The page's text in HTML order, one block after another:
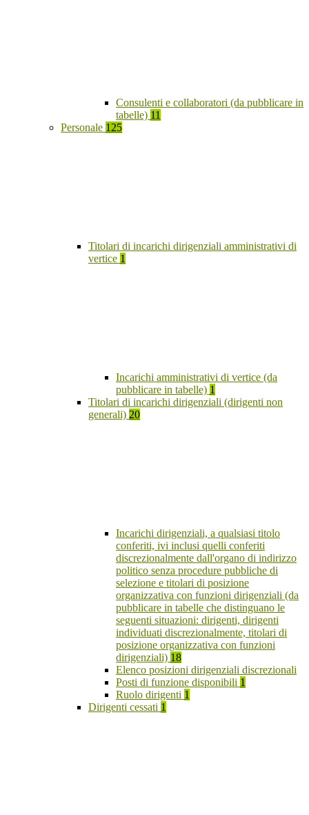
Consulenti e collaboratori (da pubblicare in
tabelle) 11
Personale 125
Titolari di incarichi dirigenziali amministrativi di
vertice 1
Incarichi amministrativi di vertice (da
pubblicare in tabelle) 1
Titolari di incarichi dirigenziali (dirigenti non
generali) 20
Incarichi dirigenziali, a qualsiasi titolo
conferiti, ivi inclusi quelli conferiti
discrezionalmente dall'organo di indirizzo
politico senza procedure pubbliche di
selezione e titolari di posizione
organizzativa con funzioni dirigenziali (da
pubblicare in tabelle che distinguano le
seguenti situazioni: dirigenti, dirigenti
individuati discrezionalmente, titolari di
posizione organizzativa con funzioni
dirigenziali) 18
Elenco posizioni dirigenziali discrezionali
Posti di funzione disponibili 1
Ruolo dirigenti 1
Dirigenti cessati 1